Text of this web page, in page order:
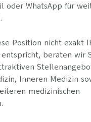
oder WhatsApp für
Position nicht exakt
beraten wir
Inneren Medizin
medizinischen